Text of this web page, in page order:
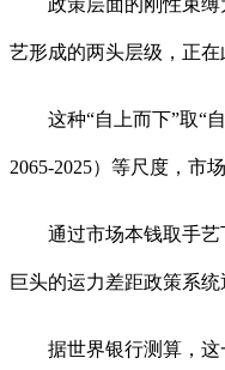
政策层面的刚性束缚为
艺形成的两头层级，正
这种“自上而下”取“自
2065-2025）等尺度，市
通过市场本钱取手艺下
巨头的运力差距政策系
据世界银行测算，这一